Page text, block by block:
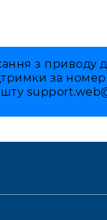
з приводу
за